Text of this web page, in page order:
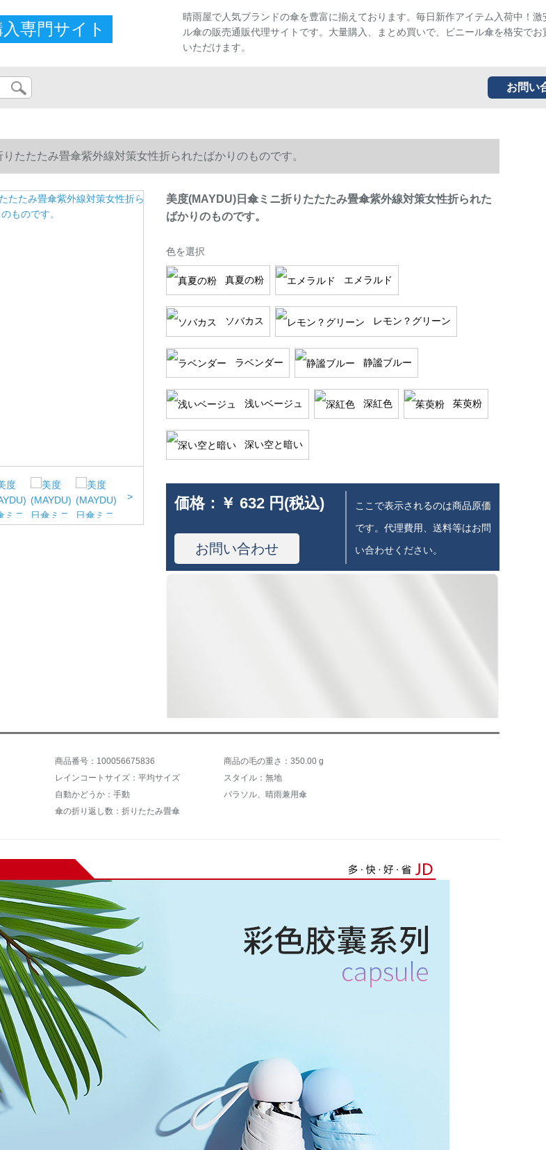
専門サイト
晴雨屋で人気ブランドの傘を豊富に揃えております。毎日新作アイテム入荷中！激
ル傘の販売通販代理サイトです。大量購入、まとめ買いで、ビニール傘を格安でお
いただけます。
お問い
たたたみ畳傘紫外線対策女性折られたばかりのものです。
>
美度(MAYDU)日傘ミニ折りたたたみ畳傘紫外線対策女性折られた
ばかりのものです。
色を選択
真夏の粉 エメラルド
ソバカス レモン？グリーン
ラベンダー 静謐ブルー
浅いベージュ 深紅色 茱萸粉
深い空と暗い
価格： ￥ 632 円(税込)
お問い合わせ
ここで表示されるのは商品原価
です。代理費用、送料等はお問
い合わせください。
商品番号：100056675836
商品の毛の重さ：350.00 g
レインコートサイズ：平均サイズ
スタイル：無地
自動かどうか：手動
パラソル、晴雨兼用傘
傘の折り返し数：折りたたみ畳傘